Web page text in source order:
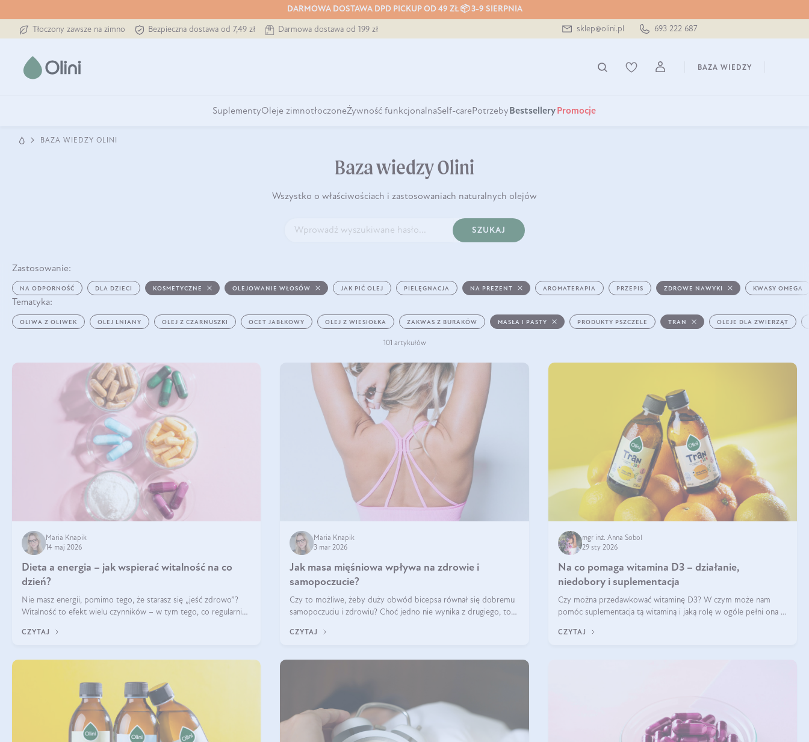
DARMOWA DOSTAWA DPD PICKUP OD 49 ZŁ 📦 3-9 SIERPNIA
Tłoczony zawsze na zimno Bezpieczna dostawa od 7,49 zł Darmowa dostawa od 199 zł sklep@olini.pl 693 222 687
BAZA WIEDZY
SuplementyOleje zimnotłoczoneŻywność funkcjonalnaSelf-carePotrzeby Bestsellery Promocje
BAZA WIEDZY OLINI
Baza wiedzy Olini
Wszystko o właściwościach i zastosowaniach naturalnych olejów
SZUKAJ
Zastosowanie:
NA ODPORNOŚĆ DLA DZIECI KOSMETYCZNE OLEJOWANIE WŁOSÓW JAK PIĆ OLEJ PIELĘGNACJA NA PREZENT AROMATERAPIA PRZEPIS ZDROWE NAWYKI KWASY OMEGA
Tematyka:
OLIWA Z OLIWEK OLEJ LNIANY OLEJ Z CZARNUSZKI OCET JABŁKOWY OLEJ Z WIESIOŁKA ZAKWAS Z BURAKÓW MASŁA I PASTY PRODUKTY PSZCZELE TRAN OLEJE DLA ZWIERZĄT
101 artykułów
Maria Knapik
14 maj 2026
Dieta a energia – jak wspierać witalność na co
dzień?
Nie masz energii, pomimo tego, że starasz się „jeść zdrowo”?
Witalność to efekt wielu czynników – w tym tego, co regularnie
się w zależności od osoby
CZYTAJ
Maria Knapik
3 mar 2026
Jak masa mięśniowa wpływa na zdrowie i
samopoczucie?
Czy to możliwe, żeby duży obwód bicepsa równał się dobremu
samopoczuciu i zdrowiu? Choć jedno nie wynika z drugiego, to
poprawić jakość życia. W jaki sposób? W tym wpisie wszystko
CZYTAJ
mgr inż. Anna Sobol
29 sty 2026
Na co pomaga witamina D3 – działanie,
niedobory i suplementacja
Czy można przedawkować witaminę D3? W czym może nam
pomóc suplementacja tą witaminą i jaką rolę w ogóle pełni ona w
zalecane jest jesienią i zimą, ale czy wiesz, dlaczego warto to
CZYTAJ